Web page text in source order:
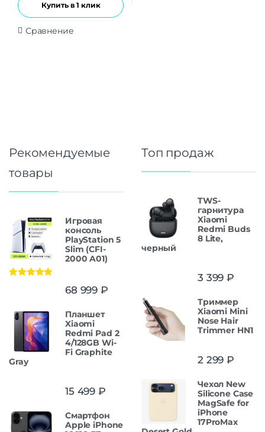
Купить в 1 клик
Сравнение
Рекомендуемые
товары
Игровая
консоль
PlayStation 5
Slim (CFI-
2000 A01)
68 999 ₽
Планшет
Xiaomi
Redmi Pad 2
4/128GB Wi-
Fi Graphite
Gray
15 499 ₽
Смартфон
Apple iPhone
Топ продаж
TWS-
гарнитура
Xiaomi
Redmi Buds
8 Lite,
черный
3 399 ₽
Триммер
Xiaomi Mini
Nose Hair
Trimmer HN1
2 299 ₽
Чехол New
Silicone Case
MagSafe for
iPhone
17ProMax